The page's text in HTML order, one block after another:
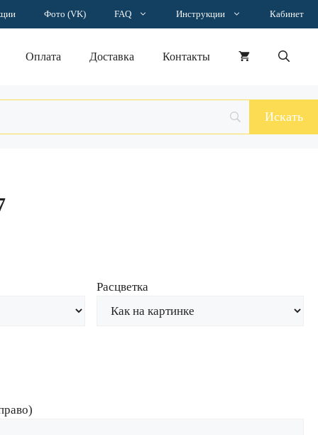
Фото (VK) FAQ Инструкции Кабинет
Оплата Доставка Контакты
Расцветка
007